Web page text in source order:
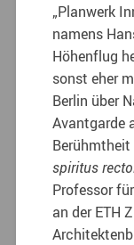
„Planwerk
namens
Höhenflug
sonst eher
Berlin über
Avantgarde
Berühmtheit
spiritus
Professor
an der ETH